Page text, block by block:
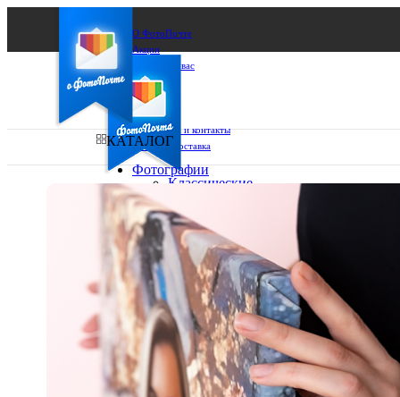
О ФотоПочте
Акции
Сделаем за вас
Бизнесу
FAQ
Франшиза
Поддержка и контакты
Оплата и доставка
Ваш город:
Ваш регион доставки
Выберите из списка:
КАТАЛОГ
Фотографии
Классические
10х15
13х18
15х15
15х20
20х20
20х30
30х30
30х40
А4
Фото